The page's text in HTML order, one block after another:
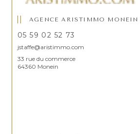
AGENCE ARISTIMMO MONEIN
05 59 02 52 73
jstaffe@aristimmo.com
33 rue du commerce
64360 Monein